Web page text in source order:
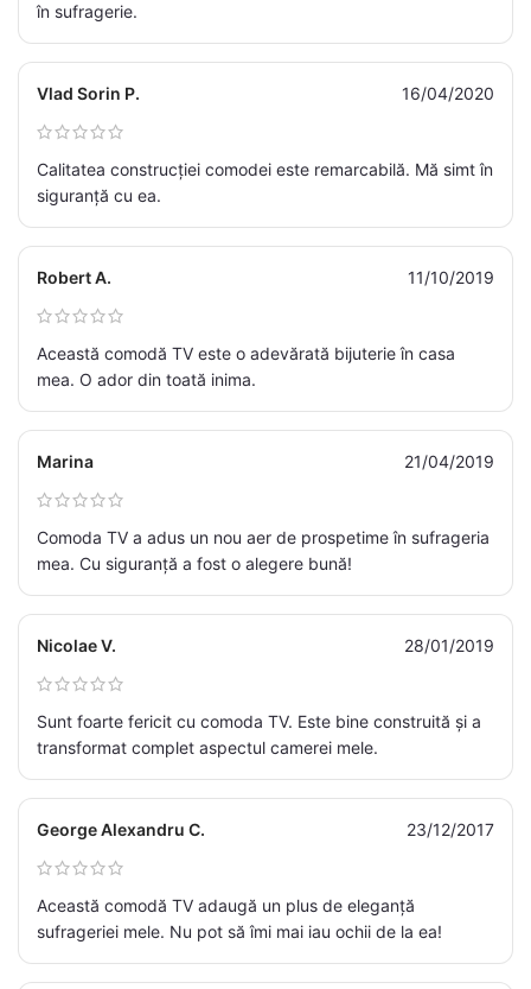
în sufragerie.
Vlad Sorin P. 16/04/2020
Calitatea construcției comodei este remarcabilă. Mă simt în
siguranță cu ea.
Robert A. 11/10/2019
Această comodă TV este o adevărată bijuterie în casa
mea. O ador din toată inima.
Marina 21/04/2019
Comoda TV a adus un nou aer de prospetime în sufrageria
mea. Cu siguranță a fost o alegere bună!
Nicolae V. 28/01/2019
Sunt foarte fericit cu comoda TV. Este bine construită și a
transformat complet aspectul camerei mele.
George Alexandru C. 23/12/2017
Această comodă TV adaugă un plus de eleganță
sufrageriei mele. Nu pot să îmi mai iau ochii de la ea!